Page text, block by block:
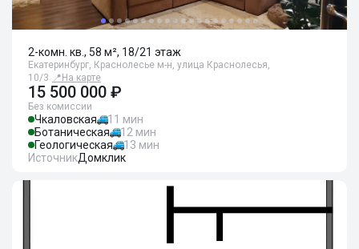
2-комн. кв., 58 м², 18/21 этаж
Екатеринбург, Краснолесье м-н, улица Краснолесья,
10/3 📍 На карте
15 500 000 ₽
Без комиссии
Чкаловская
11 мин
Ботаническая
12 мин
Геологическая
13 мин
ИсточникДомклик